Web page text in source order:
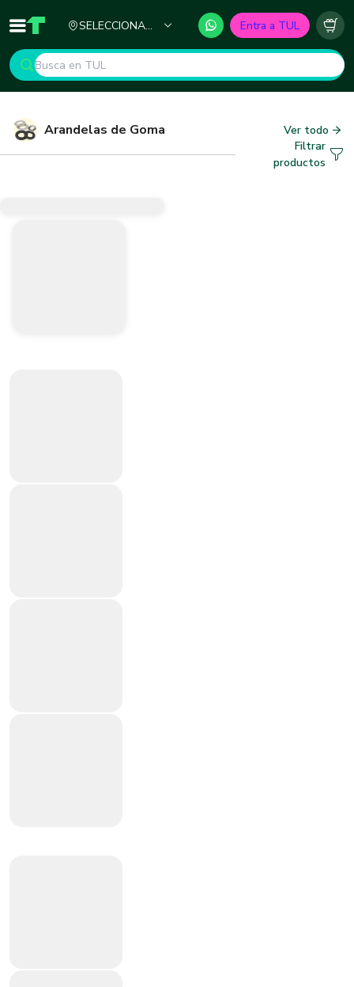
Inicio TUL - Tu Marketplace de Construcción
SELECCIONA
Entra a TUL
Arandelas de Goma
Ver todo
Filtrar
productos